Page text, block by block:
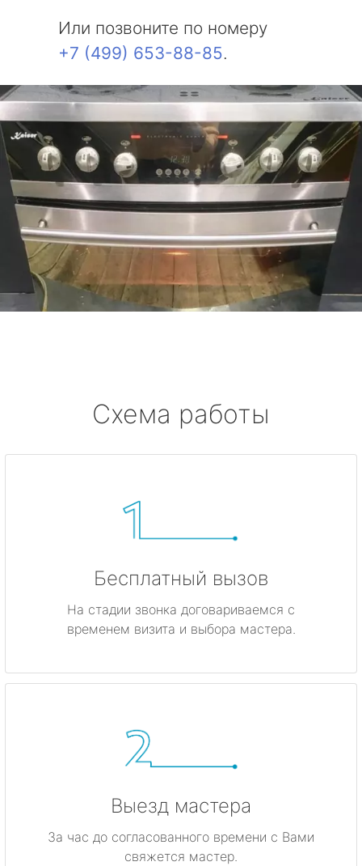
Или позвоните по номеру
+7 (499) 653-88-85.
Схема работы
Бесплатный вызов
На стадии звонка договариваемся с
временем визита и выбора мастера.
Выезд мастера
За час до согласованного времени с Вами
свяжется мастер.